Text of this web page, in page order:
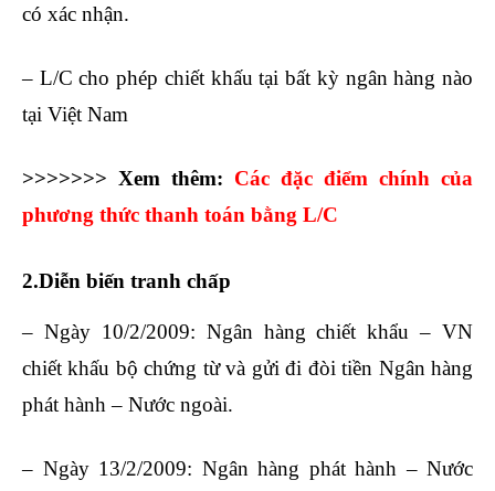
có xác nhận.
– L/C cho phép chiết khấu tại bất kỳ ngân hàng nào
tại Việt Nam
>>>>>>> Xem thêm: Các đặc điểm chính của
phương thức thanh toán bằng L/C
2.Diễn biến tranh chấp
– Ngày 10/2/2009: Ngân hàng chiết khẩu – VN
chiết khấu bộ chứng từ và gửi đi đòi tiền Ngân hàng
phát hành – Nước ngoài.
– Ngày 13/2/2009: Ngân hàng phát hành – Nước